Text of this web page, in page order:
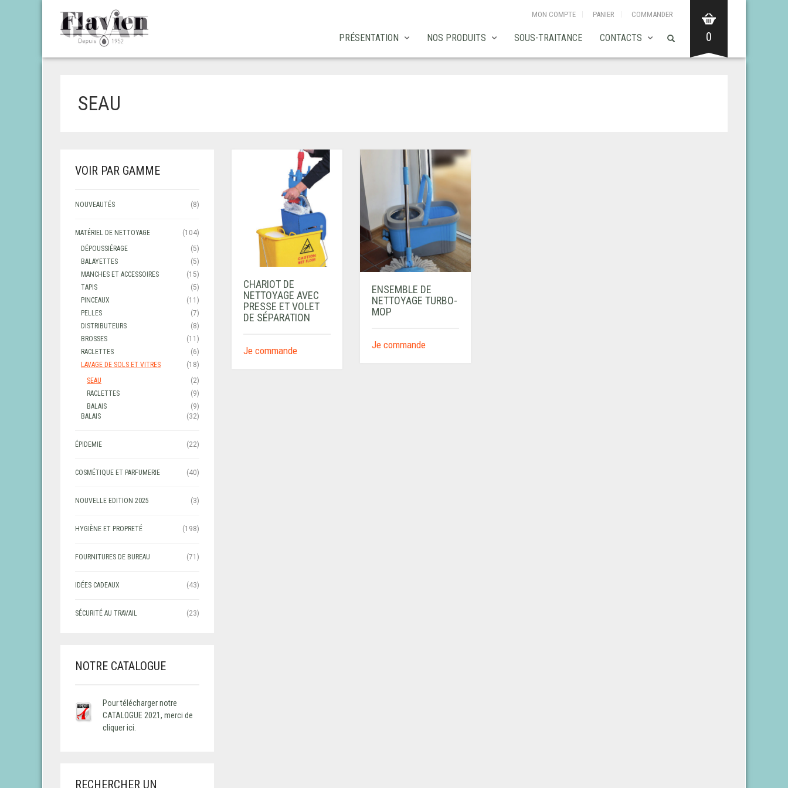
MON COMPTE PANIER COMMANDER
PRÉSENTATION NOS PRODUITS SOUS-TRAITANCE CONTACTS 0
SEAU
CHARIOT DE
NETTOYAGE AVEC
PRESSE ET VOLET
DE SÉPARATION
Je commande
ENSEMBLE DE
NETTOYAGE TURBO-
MOP
Je commande
VOIR PAR GAMME
NOUVEAUTÉS (8)
MATÉRIEL DE NETTOYAGE
(104)
DÉPOUSSIÉRAGE
(5)
BALAYETTES
(5)
MANCHES ET ACCESSOIRES
(15)
TAPIS
(5)
PINCEAUX
(11)
PELLES
(7)
DISTRIBUTEURS
(8)
BROSSES
(11)
RACLETTES
(6)
LAVAGE DE SOLS ET VITRES
(18)
SEAU
(2)
RACLETTES
(9)
BALAIS
(9)
BALAIS
(32)
ÉPIDEMIE (22)
COSMÉTIQUE ET PARFUMERIE (40)
NOUVELLE EDITION 2025 (3)
HYGIÈNE ET PROPRETÉ (198)
FOURNITURES DE BUREAU (71)
IDÉES CADEAUX (43)
SÉCURITÉ AU TRAVAIL (23)
NOTRE CATALOGUE
Pour télécharger notre
CATALOGUE 2021, merci de
cliquer ici.
RECHERCHER UN